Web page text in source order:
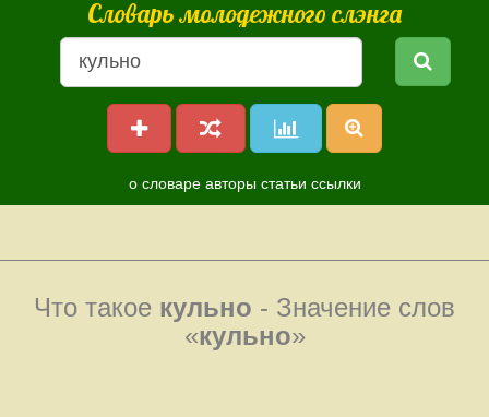
Словарь молодежного слэнга
о словаре авторы статьи ссылки
Что такое кульно - Значение слов
«кульно»